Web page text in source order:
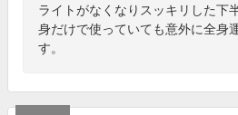
ライトがなくなりスッキリした下
身だけで使っていても意外に全身
す。